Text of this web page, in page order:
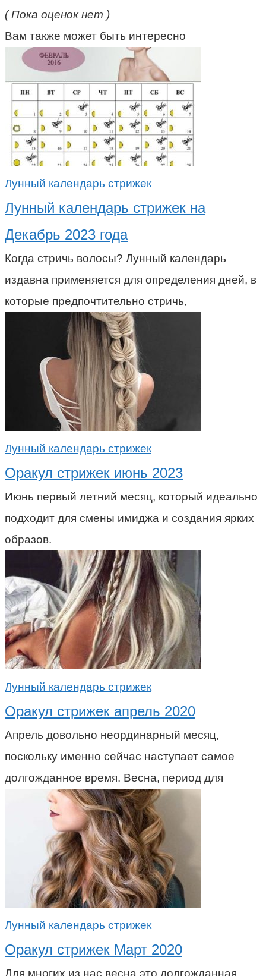
( Пока оценок нет )
Вам также может быть интересно
Лунный календарь стрижек
Лунный календарь стрижек на
Декабрь 2023 года
Когда стричь волосы? Лунный календарь
издавна применяется для определения дней, в
которые предпочтительно стричь,
Лунный календарь стрижек
Оракул стрижек июнь 2023
Июнь первый летний месяц, который идеально
подходит для смены имиджа и создания ярких
образов.
Лунный календарь стрижек
Оракул стрижек апрель 2020
Апрель довольно неординарный месяц,
поскольку именно сейчас наступает самое
долгожданное время. Весна, период для
Лунный календарь стрижек
Оракул стрижек Март 2020
Для многих из нас весна это долгожданная